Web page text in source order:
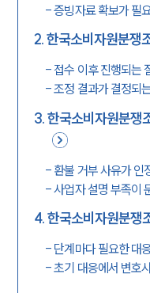
-증빙자료 확보가 필
2.한국소비자원분쟁
- 접수 이후 진행되는
-조정 결과가 결정되
3.한국소비자원분쟁
- 환불 거부 사유가 인
-사업자 설명 부족이
4.한국소비자원분쟁
- 단계마다 필요한 대
-초기 대응에서 변호